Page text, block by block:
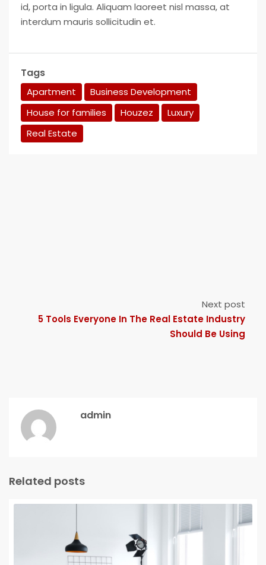
id, porta in ligula. Aliquam laoreet nisl massa, at
interdum mauris sollicitudin et.
Tags
Apartment
Business Development
House for families
Houzez
Luxury
Real Estate
Next post
5 Tools Everyone In The Real Estate Industry
Should Be Using
admin
Related posts